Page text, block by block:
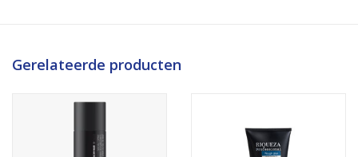
Not tested on animals
Gerelateerde producten